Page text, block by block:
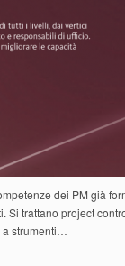
dei PM già
Si trattano project
a strumenti…